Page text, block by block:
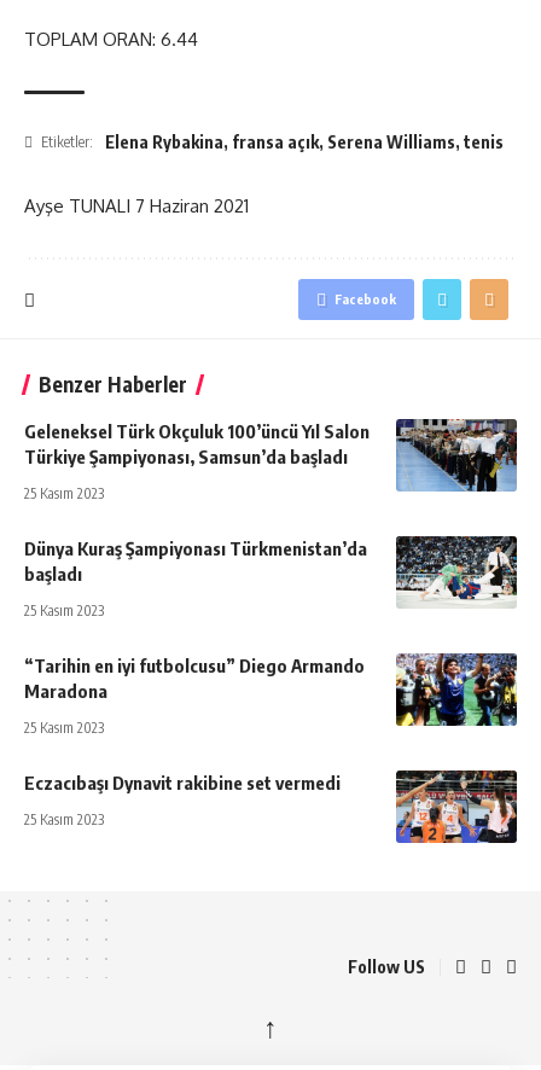
TOPLAM ORAN: 6.44
Etiketler: Elena Rybakina, fransa açık, Serena Williams, tenis
Ayşe TUNALI 7 Haziran 2021
Facebook
Benzer Haberler
Geleneksel Türk Okçuluk 100’üncü Yıl Salon
Türkiye Şampiyonası, Samsun’da başladı
25 Kasım 2023
Dünya Kuraş Şampiyonası Türkmenistan’da
başladı
25 Kasım 2023
“Tarihin en iyi futbolcusu” Diego Armando
Maradona
25 Kasım 2023
Eczacıbaşı Dynavit rakibine set vermedi
25 Kasım 2023
Follow US
↑